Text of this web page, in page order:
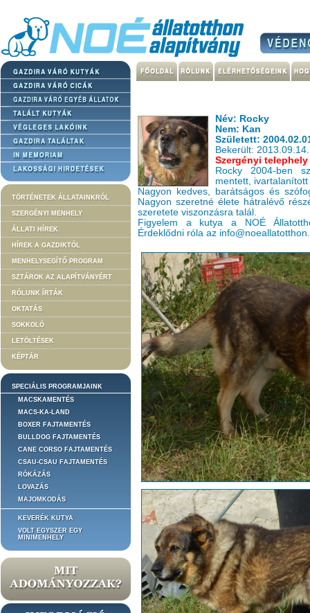
TÖRTÉNETEK ÁLLATAINKRÓL
SZERGÉNYI MENHELY
ÁLLATI HÍREK
HÍREK A GAZDIKTÓL
MENHELYSEGÍTŐ PROGRAM
SZTÁROK AZ ALAPÍTVÁNYÉRT
RÓLUNK ÍRTÁK
OKTATÁS
SOKKOLÓ
LETÖLTÉSEK
KÉPTÁR
SPECIÁLIS PROGRAMJAINK
MACSKAMENTÉS
MACS-KA-LAND
BOXER FAJTAMENTÉS
BULLDOG FAJTAMENTÉS
CANE CORSO FAJTAMENTÉS
CSAU-CSAU FAJTAMENTÉS
RÓKÁZÁS
LOVAZÁS
MAJOMKODÁS
KEVERÉK KUTYA
VOLT EGYSZER EGY
MINIMENHELY
Név: Rocky
Nem: Kan
Született:
Bekerült: 2013.09.14.
Szergényi telephely
Rocky 2004-ben
mentett,
Nagyon kedves, barátságos és
Nagyon szeretné élete hátralévő
szeretete viszonzásra talál.
Figyelem a kutya a NOÉ
Érdeklődni róla az